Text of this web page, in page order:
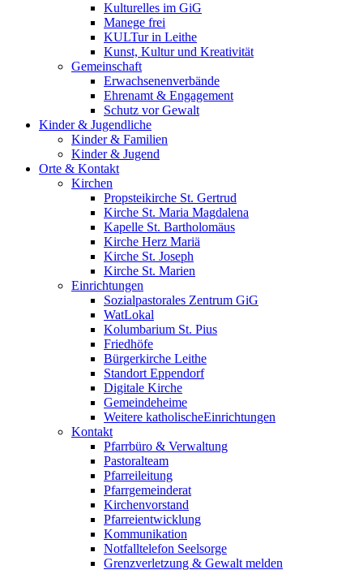
Kulturelles im GiG
Manege frei
KULTur in Leithe
Kunst, Kultur und Kreativität
Gemeinschaft
Erwachsenenverbände
Ehrenamt & Engagement
Schutz vor Gewalt
Kinder & Jugendliche
Kinder & Familien
Kinder & Jugend
Orte & Kontakt
Kirchen
Propsteikirche St. Gertrud
Kirche St. Maria Magdalena
Kapelle St. Bartholomäus
Kirche Herz Mariä
Kirche St. Joseph
Kirche St. Marien
Einrichtungen
Sozialpastorales Zentrum GiG
WatLokal
Kolumbarium St. Pius
Friedhöfe
Bürgerkirche Leithe
Standort Eppendorf
Digitale Kirche
Gemeindeheime
Weitere katholische­­Einrichtungen
Kontakt
Pfarrbüro & Verwaltung
Pastoralteam
Pfarreileitung
Pfarrgemeinderat
Kirchenvorstand
Pfarreientwicklung
Kommunikation
Notfalltelefon Seelsorge
Grenzverletzung & Gewalt melden